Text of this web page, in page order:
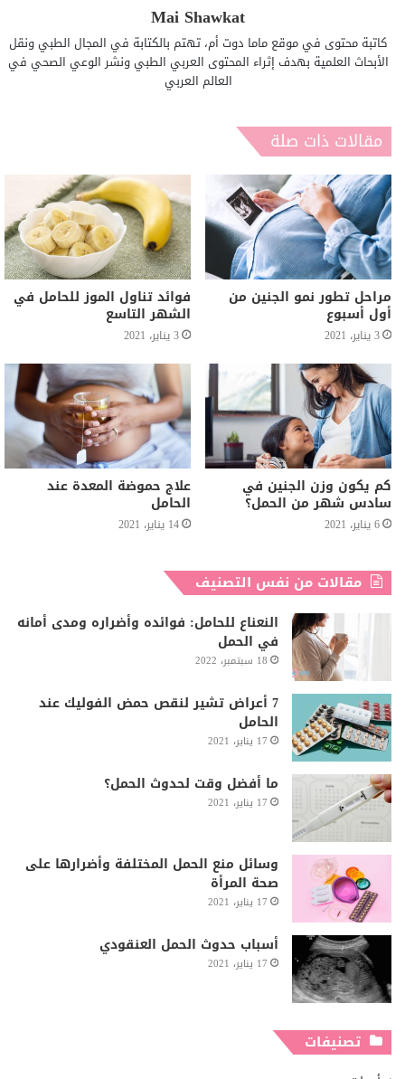
Mai Shawkat
كاتبة محتوى في موقع ماما دوت أم، تهتم بالكتابة في المجال الطبي ونقل
الأبحاث العلمية بهدف إثراء المحتوى العربي الطبي ونشر الوعي الصحي في
العالم العربي
مقالات ذات صلة
مراحل تطور نمو الجنين من
أول أسبوع
3 يناير، 2021
فوائد تناول الموز للحامل في
الشهر التاسع
3 يناير، 2021
كم يكون وزن الجنين في
سادس شهر من الحمل؟
6 يناير، 2021
علاج حموضة المعدة عند
الحامل
14 يناير، 2021
مقالات من نفس التصنيف
النعناع للحامل: فوائده وأضراره ومدى أمانه
في الحمل
18 سبتمبر، 2022
7 أعراض تشير لنقص حمض الفوليك عند
الحامل
17 يناير، 2021
ما أفضل وقت لحدوث الحمل؟
17 يناير، 2021
وسائل منع الحمل المختلفة وأضرارها على
صحة المرأة
17 يناير، 2021
أسباب حدوث الحمل العنقودي
17 يناير، 2021
تصنيفات